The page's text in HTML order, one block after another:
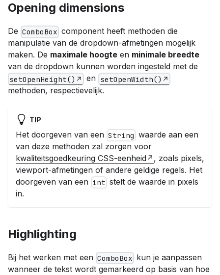
Opening dimensions
De ComboBox component heeft methoden die
manipulatie van de dropdown-afmetingen mogelijk
maken. De maximale hoogte en minimale breedte
van de dropdown kunnen worden ingesteld met de
setOpenHeight() en setOpenWidth()
methoden, respectievelijk.
TIP
Het doorgeven van een String waarde aan een
van deze methoden zal zorgen voor
kwaliteitsgoedkeuring CSS-eenheid
, zoals pixels,
viewport-afmetingen of andere geldige regels. Het
doorgeven van een int stelt de waarde in pixels
in.
Highlighting
Bij het werken met een ComboBox kun je aanpassen
wanneer de tekst wordt gemarkeerd op basis van hoe